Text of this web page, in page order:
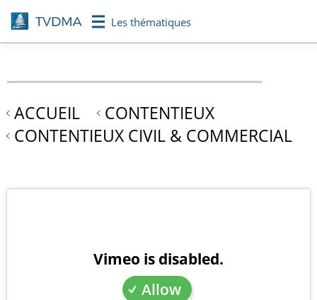
Aller
au
contenu
Les thématiques
ACCUEIL
CONTENTIEUX
CONTENTIEUX CIVIL & COMMERCIAL
Vimeo is disabled.
Allow